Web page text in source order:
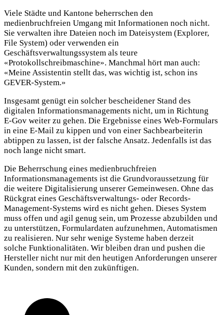
Viele Städte und Kantone beherrschen den
medienbruchfreien Umgang mit Informationen noch nicht.
Sie verwalten ihre Dateien noch im Dateisystem (Explorer,
File System) oder verwenden ein
Geschäftsverwaltungssystem als teure
«Protokollschreibmaschine». Manchmal hört man auch:
«Meine Assistentin stellt das, was wichtig ist, schon ins
GEVER-System.»
Insgesamt genügt ein solcher bescheidener Stand des
digitalen Informationsmanagements nicht, um in Richtung
E-Gov weiter zu gehen. Die Ergebnisse eines Web-Formulars
in eine E-Mail zu kippen und von einer Sachbearbeiterin
abtippen zu lassen, ist der falsche Ansatz. Jedenfalls ist das
noch lange nicht smart.
Die Beherrschung eines medienbruchfreien
Informationsmanagements ist die Grundvoraussetzung für
die weitere Digitalisierung unserer Gemeinwesen. Ohne das
Rückgrat eines Geschäftsverwaltungs- oder Records-
Management-Systems wird es nicht gehen. Dieses System
muss offen und agil genug sein, um Prozesse abzubilden und
zu unterstützen, Formulardaten aufzunehmen, Automatismen
zu realisieren. Nur sehr wenige Systeme haben derzeit
solche Funktionalitäten. Wir bleiben dran und pushen die
Hersteller nicht nur mit den heutigen Anforderungen unserer
Kunden, sondern mit den zukünftigen.